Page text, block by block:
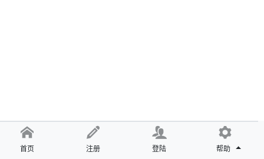
首页 注册 登陆 帮助